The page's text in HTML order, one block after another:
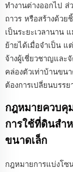
ทำงานต่างออกไป ส่
ถาวร หรือสร้างด้วย
เป็นระยะเวลานาน
ย้ายได้เมื่อจำเป็น แ
จ้างผู้เชี่ยวชาญและ
คล่องตัวเท่าบ้านขน
ต้องการเปลี่ยนบรรย
กฎหมายควบคุ
การใช้ที่ดินสำ
ขนาดเล็ก
กฎหมายการแบ่งโซ